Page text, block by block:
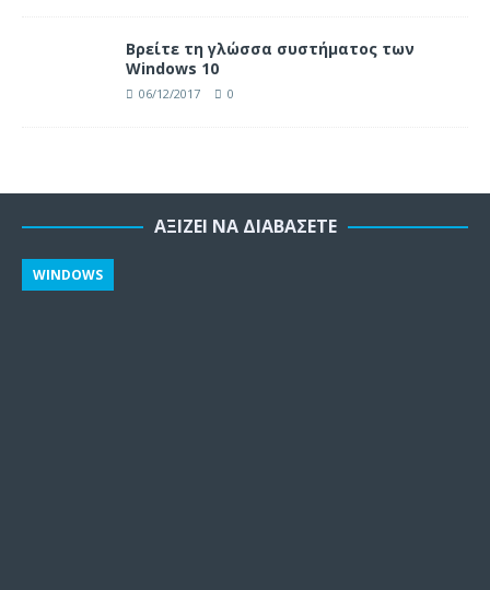
Βρείτε τη γλώσσα συστήματος των
Windows 10
06/12/2017 0
ΑΞΊΖΕΙ ΝΑ ΔΙΑΒΆΣΕΤΕ
WINDOWS